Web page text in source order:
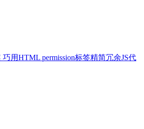
用HTML permission标签精简冗余JS代